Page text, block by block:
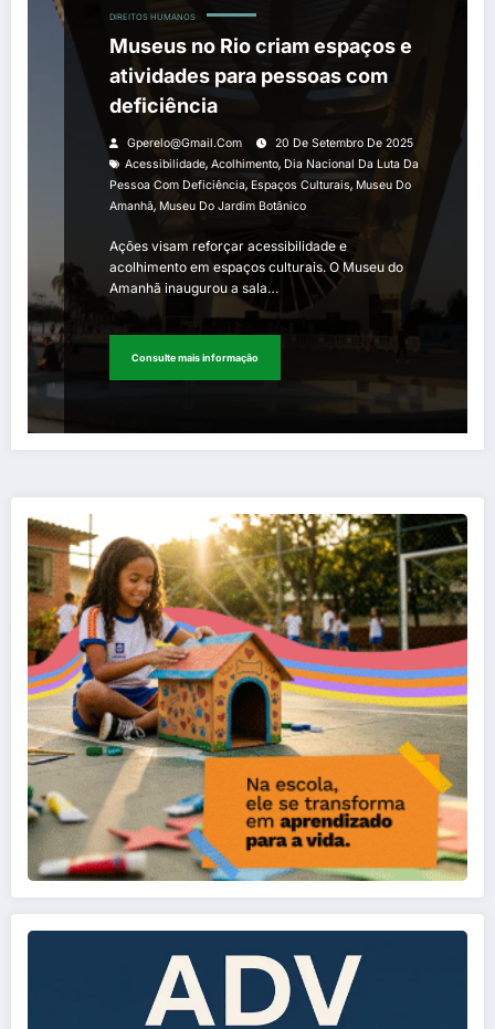
DIREITOS HUMANOS
Museus no Rio criam espaços e
atividades para pessoas com
deficiência
Gperelo@gmail.com
20 De Setembro De 2025
Acessibilidade, Acolhimento, Dia Nacional Da Luta Da
Pessoa Com Deficiência,Espaços Culturais, Museu Do
Amanhã, Museu Do Jardim Botânico
Ações visam reforçar acessibilidade e
acolhimento em espaços culturais. O Museu do
Amanhã inaugurou a sala…
Consulte mais informação